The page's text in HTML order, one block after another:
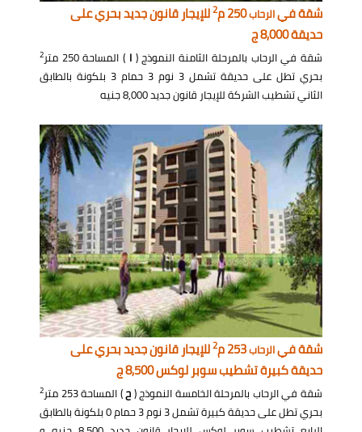
شقة فيالرحاب250 م 2للإيجار قانون جديد بحري على
حديقة 8,000 ج
شقة في الرحاب بالمرحلة الثامنة النموذج (I ) المساحة 250 متر 2
بحري تطل على حديقة تشمل 3 نوم 3 حمام 3 بلكونة بالطابق
الثاني تشطيب الشركة للإيجار قانون جديد 8,000 جنيه
شقة فيالرحاب 2للإيجار قانون جديد بحري على
حديقة كبيرة تشطيب سوبر لوكس 8,500 ج
شقة في الرحاب بالمرحلة الخامسة النموذج (ح) المساحة 253 متر 2
بحري تطل على حديقة كبيرة تشمل 3 نوم 3 حمام 0 بلكونة بالطابق